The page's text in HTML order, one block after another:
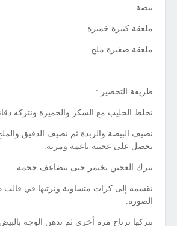
بيضة
ملعقة كبيرة خميرة
ملعقة صغيرة ملح
طريقة التحضير :
نخلط الحليب مع السكر والخميرة ونتركه
نضيف البيضة والزبدة ثم نضيف الدقيق
نحصل على عجينة ناعمة ومرنة.
نترك العجين يختمر حتى يتضاعف حجمه.
نقسمه إلى كرات متساوية ونرتبها في قالب
الصورة.
نتركها ترتاح مرة أخرى ثم ندهن الوجه